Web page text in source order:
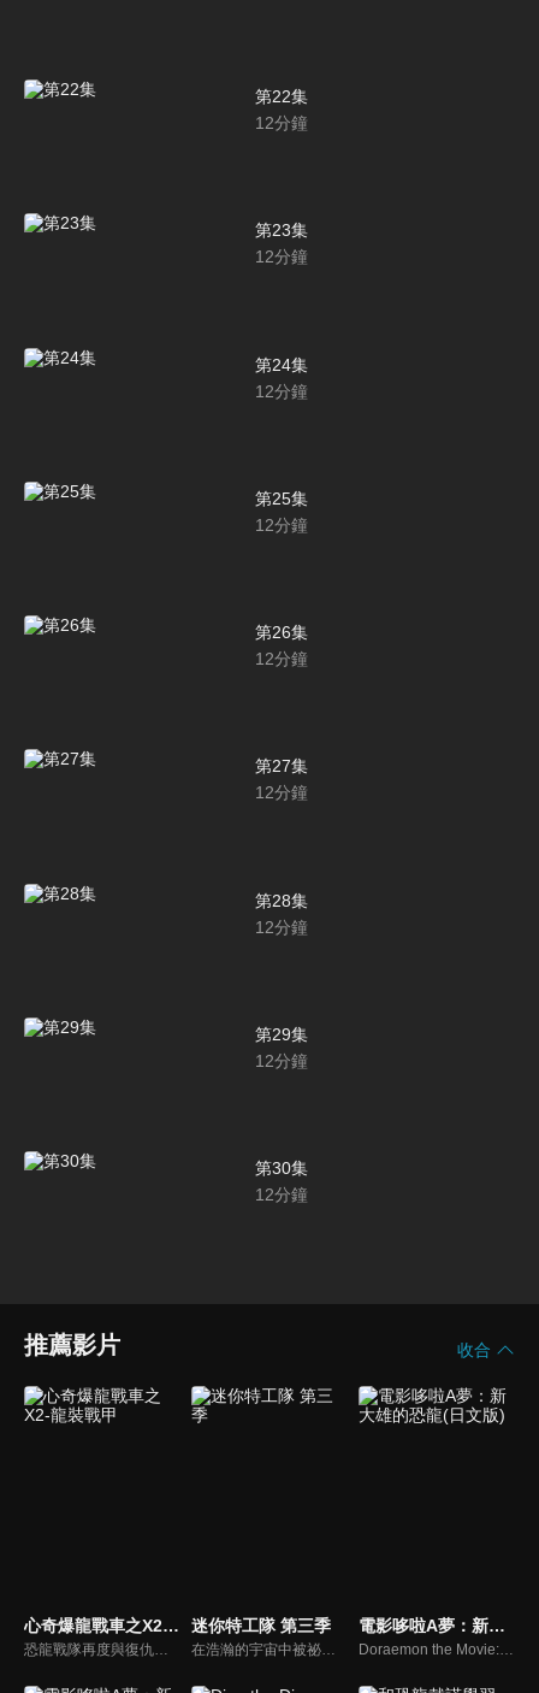
第22集
12分鐘
第23集
12分鐘
第24集
12分鐘
第25集
12分鐘
第26集
12分鐘
第27集
12分鐘
第28集
12分鐘
第29集
12分鐘
第30集
12分鐘
推薦影片 收合
心奇爆龍戰車之X2-龍裝戰甲 迷你特工隊 第三季
在浩瀚的宇宙中被祕密選召出的四個小動物，作爲迷你特工隊保護地球的和平，他們是最強戰士！數百年後宇宙海盜丹丹團三人組，在某個小行星發現了被封印的外星人，並解開封印讓其重見天日。這邪惡勢力籌劃在地球不斷製造危機，迷你特工隊爲保護地球，與邪惡勢力展開了激烈的戰鬥！
電影哆啦A夢：新大雄的恐龍(日文版)
Doraemon the Movie:Nobita’s Dinosaur 2006